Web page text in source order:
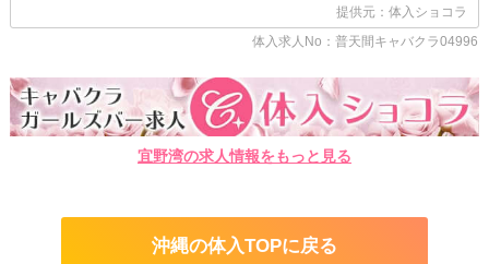
時給1800円＋エア代3万円
≪1週間パック≫
時給1500円＋エア代1万円
※最短で1週間勤務OK！長期勤務に変更することも出来ます☆
個室寮はwi-fi対応していますし、全寮バスタブ付なのでご安心くだ
各寮に車まで付いてくるので観光も出来ちゃいますよ♪
提供元：体入ショコラ
体入求人No：普天間キャバクラ04996
宜野湾の求人情報をもっと見る
沖縄の体入TOPに戻る